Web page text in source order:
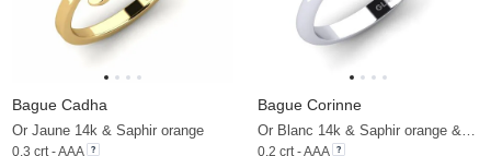
Bague Cadha
Or Jaune 14k & Saphir orange
0.3 crt - AAA
Bague Corinne
0.2 crt - AAA